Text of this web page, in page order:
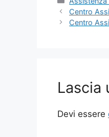
Centro
Centro
Lascia
Devi essere